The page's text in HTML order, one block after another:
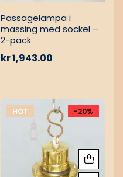
Passagelampa i
mässing med sockel –
2-pack
kr1,943.00
HOT -20%